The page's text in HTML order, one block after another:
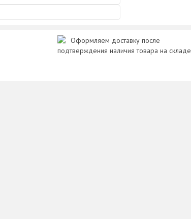
Оформляем доставку после
подтверждения наличия товара на складе